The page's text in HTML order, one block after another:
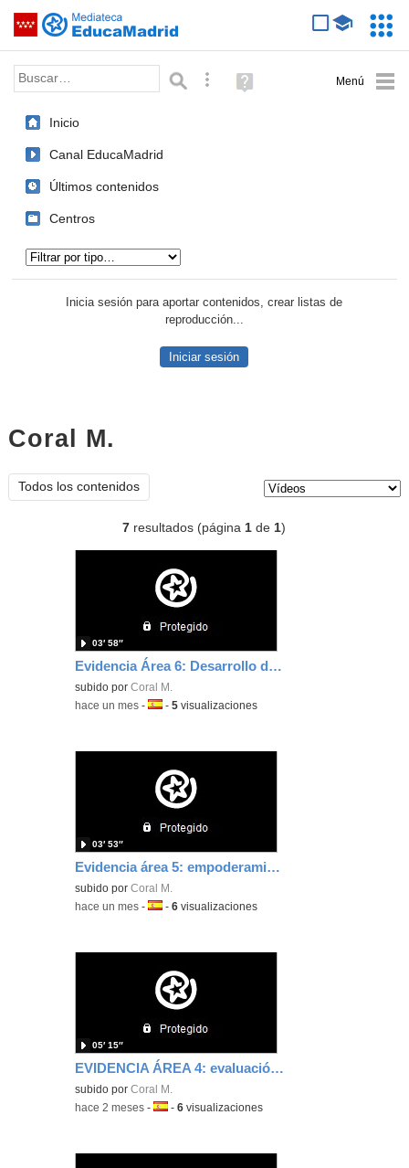
Saltar navegación
Palabra o frase: Búsqueda avanzada
Ayuda
(en
Inicio
Canal EducaMadrid
Últimos contenidos
Centros
Inicia sesión para aportar contenidos, crear listas de
reproducción...
Iniciar sesión
Coral M.
Todos los contenidos
7 resultados (página1 de1)
Evidencia Área 6: Desarrollo de la competencia digital del alumnado
subido porCoral M.
03′ 58″
-hace un mes -Idioma:
-5 visualizaciones
Evidencia área 5: empoderamiento del alumnado
subido porCoral M.
03′ 53″
-hace un mes -Idioma:
-6 visualizaciones
EVIDENCIA ÁREA 4: evaluación y retroalimentación
subido porCoral M.
05′ 15″
-hace 2 meses -Idioma:
-6 visualizaciones